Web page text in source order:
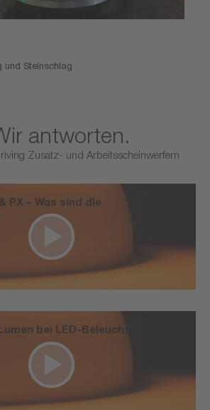
und Steinschlag
antworten.
Zusatz- und Arbeitsscheinwerfern
PX – Was sind die
bei LED-Beleuchtung?